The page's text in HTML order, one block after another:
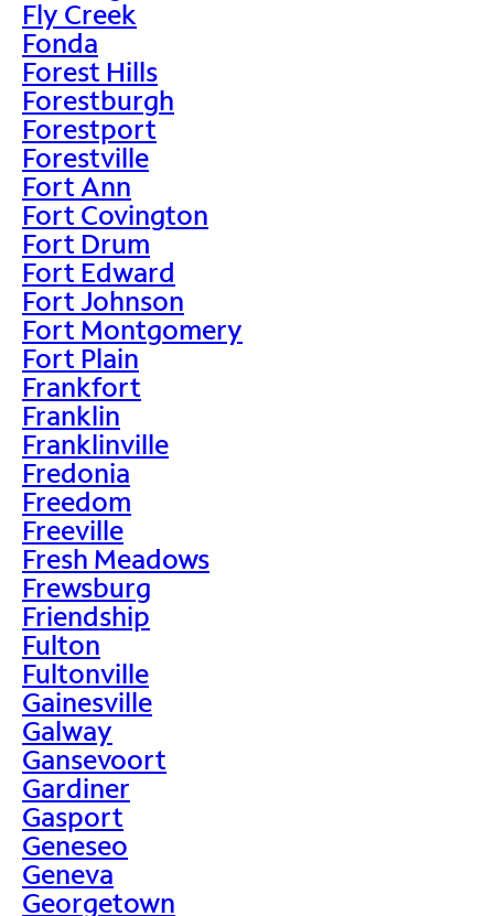
Fly Creek
Fonda
Forest Hills
Forestburgh
Forestport
Forestville
Fort Ann
Fort Covington
Fort Drum
Fort Edward
Fort Johnson
Fort Montgomery
Fort Plain
Frankfort
Franklin
Franklinville
Fredonia
Freedom
Freeville
Fresh Meadows
Frewsburg
Friendship
Fulton
Fultonville
Gainesville
Galway
Gansevoort
Gardiner
Gasport
Geneseo
Geneva
Georgetown